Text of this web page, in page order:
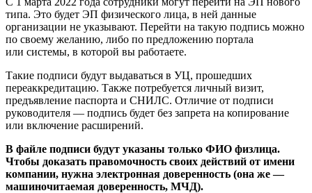
типа. Это будет ЭП физического лица, в ней данные
организации не указывают. Перейти на такую подпись можно
по своему желанию, либо по предложению портала
или системы, в которой вы работаете.
Такие подписи будут выдаваться в УЦ, прошедших
переаккредитацию. Также потребуется личный визит,
предъявление паспорта и СНИЛС. Отличие от подписи
руководителя — подпись будет без запрета на копирование
или включение расширений.
В файле подписи будут указаны только ФИО физлица.
Чтобы доказать правомочность своих действий от имени
компании, нужна электронная доверенность (она же —
машиночитаемая доверенность, МЧД).